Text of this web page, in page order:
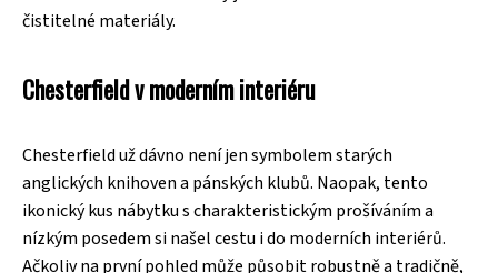
čistitelné materiály.
Chesterfield v moderním interiéru
Chesterfield už dávno není jen symbolem starých
anglických knihoven a pánských klubů. Naopak, tento
ikonický kus nábytku s charakteristickým prošíváním a
nízkým posedem si našel cestu i do moderních interiérů.
Ačkoliv na první pohled může působit robustně a tradičně,